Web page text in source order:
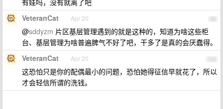
有娃吗，没有就离了吧
99
VeteranCat Apr 20
@sddyzm 片区基层管理遇到的就是这种的，知道为啥这些柜
台、基层管理为啥普遍脾气不好了吧，干多了是真的会厌蠢得。
100
VeteranCat Apr 20
这恐怕只是你的配偶最小的问题，恐怕她得征信早就花了，所以
才会轻信所谓的洗钱。